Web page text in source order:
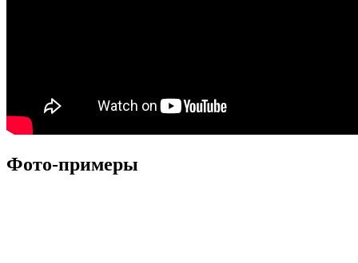
Фото-примеры